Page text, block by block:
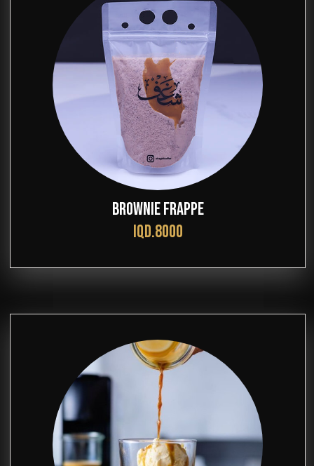
BROWNIE FRAPPE
IQD.8000